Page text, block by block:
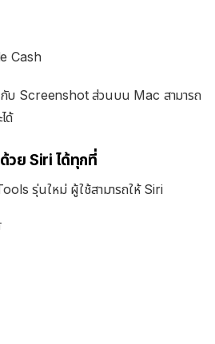
Cash
บ Screenshot ส่วนบน Mac สามารถ
ด้
วย Siri ได้ทุกที่
รุ่นใหม่ ผู้ใช้สามารถให้ Siri